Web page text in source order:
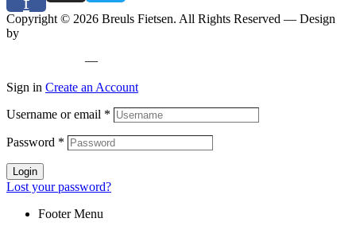
Copyright © 2026 Breuls Fietsen. All Rights Reserved — Design
by
—
Sign in Create an Account
Username or email *
Password *
Login
Lost your password?
Footer Menu